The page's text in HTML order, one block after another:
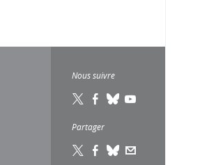
Nous suivre
Partager